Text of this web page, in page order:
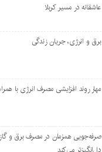
عاشقانه در مسیر کربلا
برق و انرژی، جریان زندگی
مهار روند افزایشی مصرف انرژی با
صرفه‌جویی همزمان در مصرف برق و گاز